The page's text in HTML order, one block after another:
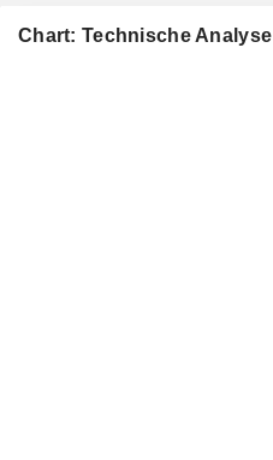
Chart: Technische Analyse